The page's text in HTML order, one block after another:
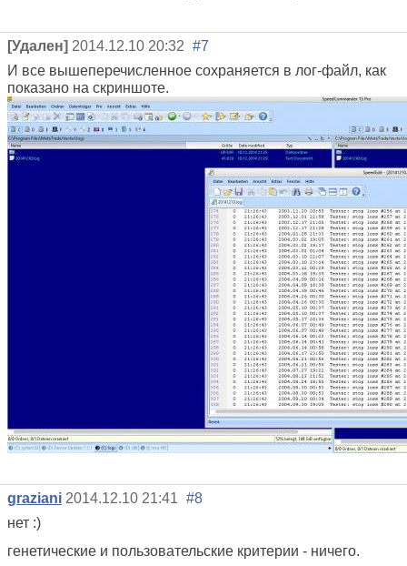
[Удален] 2014.12.10 20:32 #7
И все вышеперечисленное сохраняется в лог-файл, как
показано на скриншоте.
graziani 2014.12.10 21:41 #8
нет :)
генетические и пользовательские критерии - ничего.